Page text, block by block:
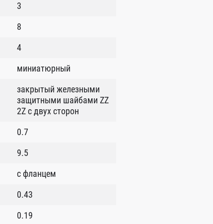
3
8
4
миниатюрный
закрытый железными
защитными шайбами ZZ
2Z c двух сторон
0.7
9.5
с фланцем
0.43
0.19